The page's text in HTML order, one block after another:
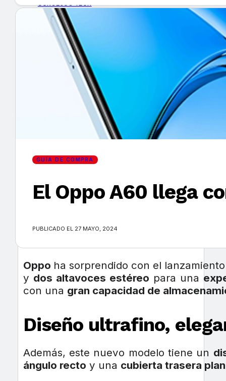
MERCADOS Y TENDENCIAS
EVENTOS
HEMEROTECA
Encuentra tu noticia
GUÍA DE COMPRA
El Oppo A60 llega
PUBLICADO EL 27 MAYO, 2024
Oppo ha sorprendido con el
y dos altavoces estéreo para una
con una gran capacidad de
Diseño ultrafino,
Además, este nuevo modelo tiene un
ángulo recto y una cubierta trasera